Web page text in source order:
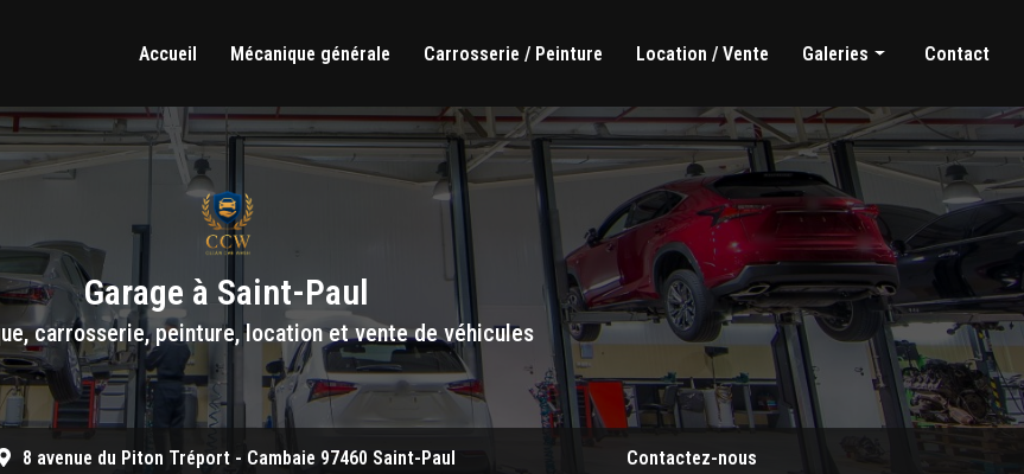
Accueil
Mécanique générale Carrosserie / Peinture Location / Vente Galeries
Mécanique générale
Carrosserie / Peinture
Location / Vente
Contact
Garage à Saint-Paul
carrosserie, peinture, location et vente de véhicules
8 avenue du Piton Tréport - Cambaie 97460 Saint-Paul Contactez-nous